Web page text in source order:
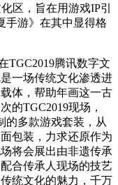
区，旨在用游戏IP引
手游》在其中显得格
TGC2019腾讯数字文
一场传统文化渗透进
体，帮助年画这一古
的TGC2019现场，
的多款游戏套装，从
包装，力求还原作为
将会展出由非遗传承
合传承人现场的技艺
统文化的魅力，千万